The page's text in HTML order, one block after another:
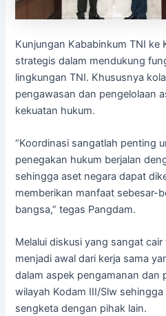
Kunjungan Kababinkum TNI ke
strategis dalam mendukung
lingkungan TNI. Khususnya
pengawasan dan pengelolaan
kekuatan hukum.
“Koordinasi sangatlah penting
penegakan hukum berjalan
sehingga aset negara dapat
memberikan manfaat sebesar-
bangsa,” tegas Pangdam.
Melalui diskusi yang sangat
menjadi awal dari kerja sama
dalam aspek pengamanan dan
wilayah Kodam III/Slw
sengketa dengan pihak lain.